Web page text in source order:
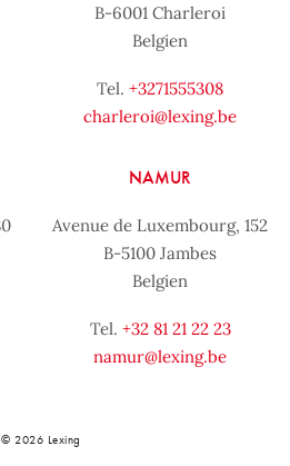
B-6001 Charleroi
Belgien
Tel. +3271555308
charleroi@lexing.be
NAMUR
Avenue de Luxembourg, 152
B-5100 Jambes
Belgien
Tel. +32 81 21 22 23
namur@lexing.be
© 2026 Lexing